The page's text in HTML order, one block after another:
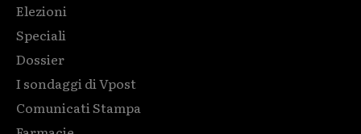
Elezioni
Speciali
Dossier
I sondaggi di Vpost
Comunicati Stampa